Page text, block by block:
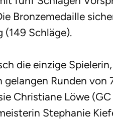
Bronzemedaille
(149 Schläge).
die einzige
gelangen Runden von
Christiane Löwe (GC
Stephanie